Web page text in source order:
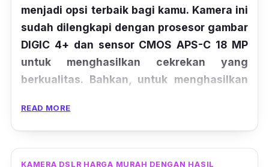
menjadi opsi terbaik bagi kamu. Kamera ini
sudah dilengkapi dengan prosesor gambar
DIGIC 4+ dan sensor CMOS APS-C 18 MP
untuk menghasilkan cekrekan yang
berkualitas. Bahkan, untuk menghasilkan
dibekali dengan live view mode di layar
LCD-nya."
Kamera Canon ini mampu menggunakan ISO
READ MORE
KAMERA DSLR HARGA MURAH DENGAN HASIL